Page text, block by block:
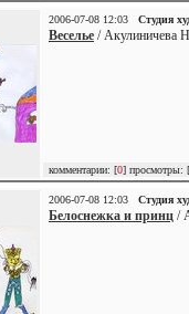
2006-07-08 12:03 Студия
Веселье / Акулиничева
комментарии: [0] просмотры: [
2006-07-08 12:03 Студия
Белоснежка и принц /